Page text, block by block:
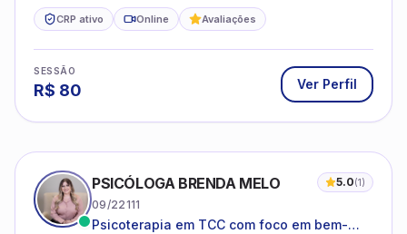
CRP ativo Online Avaliações
SESSÃO
R$ 80 Ver Perfil
PSICÓLOGA BRENDA MELO 5.0(1)
09/22111
Psicoterapia em TCC com foco em bem-